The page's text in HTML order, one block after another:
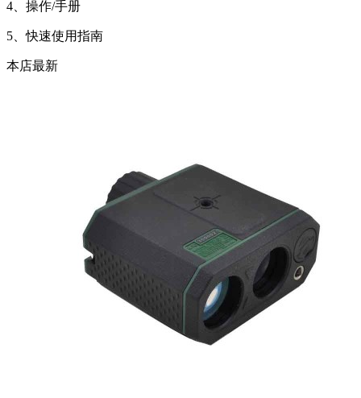
4、操作/手册
5、快速使用指南
本店最新